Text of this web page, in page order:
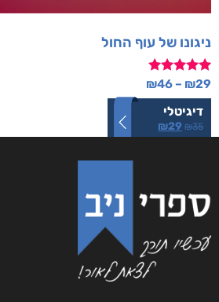
ניגונו של עוף החול
דורג
מתוך 5
₪29
–
₪46
דיגיטלי
₪35
₪29